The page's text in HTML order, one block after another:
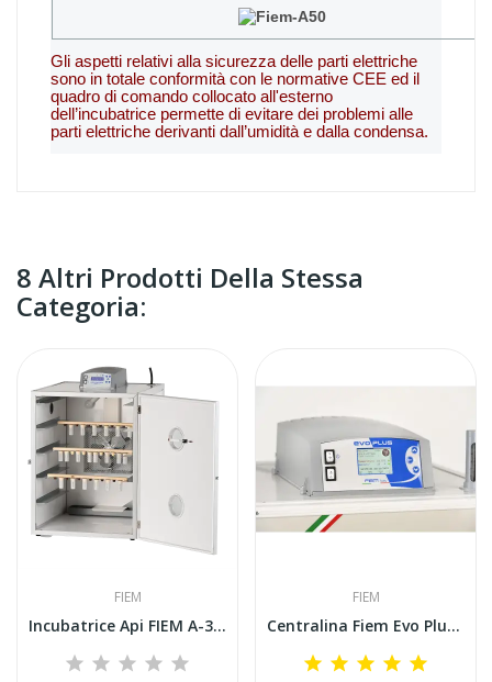
Gli aspetti relativi alla sicurezza delle parti elettriche
sono in totale conformità con le normative CEE ed il
quadro di comando collocato all'esterno
dell’incubatrice permette di evitare dei problemi alle
parti elettriche derivanti dall’umidità e dalla condensa.
8 Altri Prodotti Della Stessa
Categoria:
FIEM
Incubatrice Api FIEM A-316 Mini Led Advanced...
FIEM
Centralina Fiem Evo Plus con microprocessore...